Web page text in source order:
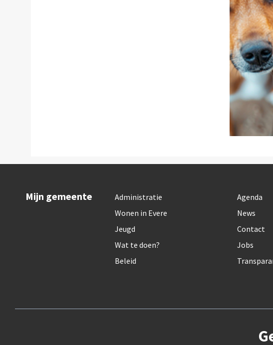
Mijn gemeente
Administratie
Wonen in Evere
Jeugd
Wat te doen?
Beleid
Agenda
News
Contact
Jobs